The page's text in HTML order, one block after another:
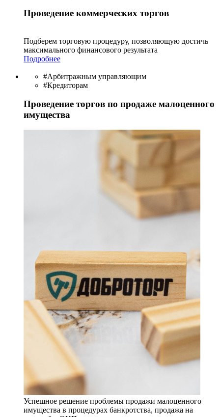
Проведение коммерческих торгов
Подберем торговую процедуру, позволяющую достичь
максимального финансового результата
Подробнее
#Арбитражным управляющим
#Кредиторам
Проведение торгов по продаже малоценного
имущества
Успешное решение проблемы продажи малоценного
имущества в процедурах банкротства, продажа на